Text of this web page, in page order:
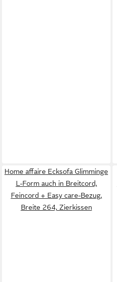
Home affaire Ecksofa Glimminge
L-Form auch in Breitcord,
Feincord + Easy care-Bezug,
Breite 264, Zierkissen